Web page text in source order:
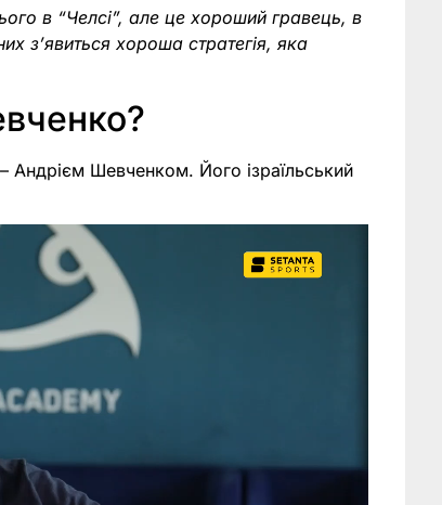
в “Челсі”, але це хороший гравець, в
з’явиться хороша стратегія, яка
Андрієм Шевченком. Його ізраїльський